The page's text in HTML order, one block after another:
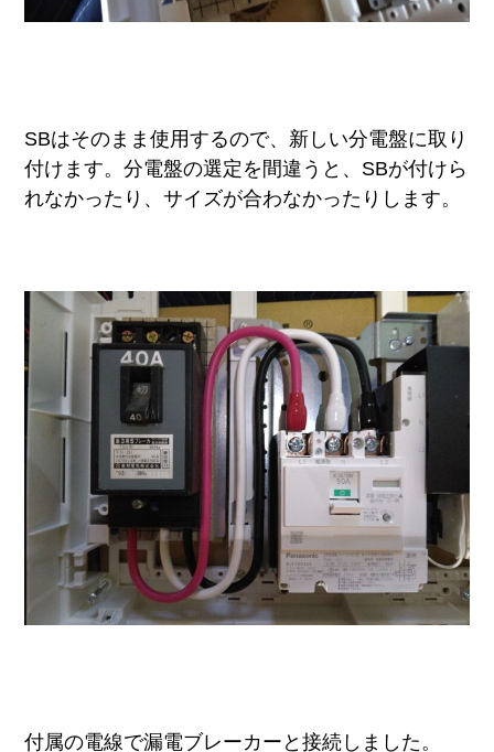
SBはそのまま使用するので、新しい分電盤に取り
付けます。分電盤の選定を間違うと、SBが付けら
れなかったり、サイズが合わなかったりします。
付属の電線で漏電ブレーカーと接続しました。